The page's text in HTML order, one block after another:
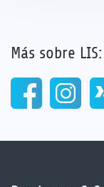
Más sobre LIS: